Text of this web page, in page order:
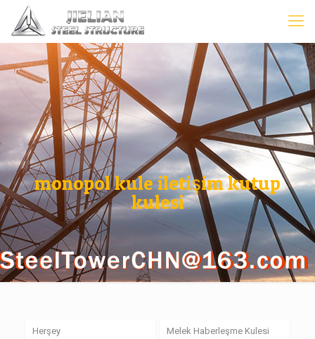
monopol kule iletişim kutup
kulesi
Herşey Melek Haberleşme Kulesi